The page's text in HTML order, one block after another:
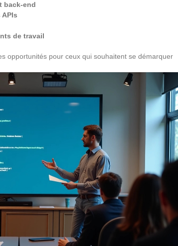
back-end
de travail
opportunités pour ceux qui souhaitent se démarquer